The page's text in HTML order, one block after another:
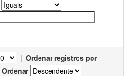
| Ordenar registros por
Ordenar